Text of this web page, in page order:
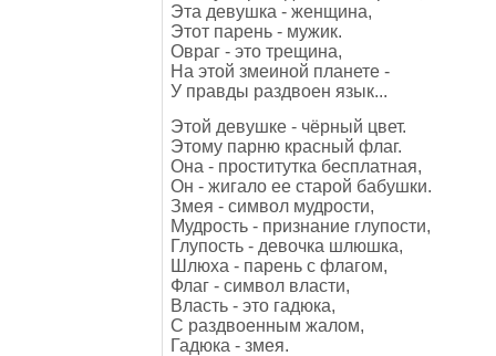
Эта девушка - женщина,
Этот парень - мужик.
Овраг - это трещина,
На этой змеиной планете -
У правды раздвоен язык...
Этой девушке - чёрный цвет.
Этому парню красный флаг.
Она - проститутка бесплатная,
Он - жигало ее старой бабушки.
Змея - символ мудрости,
Мудрость - признание глупости,
Глупость - девочка шлюшка,
Шлюха - парень с флагом,
Флаг - символ власти,
Власть - это гадюка,
С раздвоенным жалом,
Гадюка - змея.